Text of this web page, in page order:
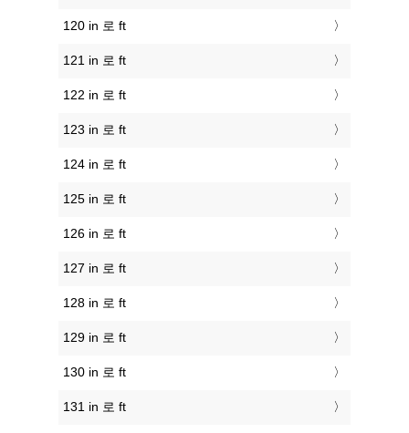
120 in 로 ft
121 in 로 ft
122 in 로 ft
123 in 로 ft
124 in 로 ft
125 in 로 ft
126 in 로 ft
127 in 로 ft
128 in 로 ft
129 in 로 ft
130 in 로 ft
131 in 로 ft